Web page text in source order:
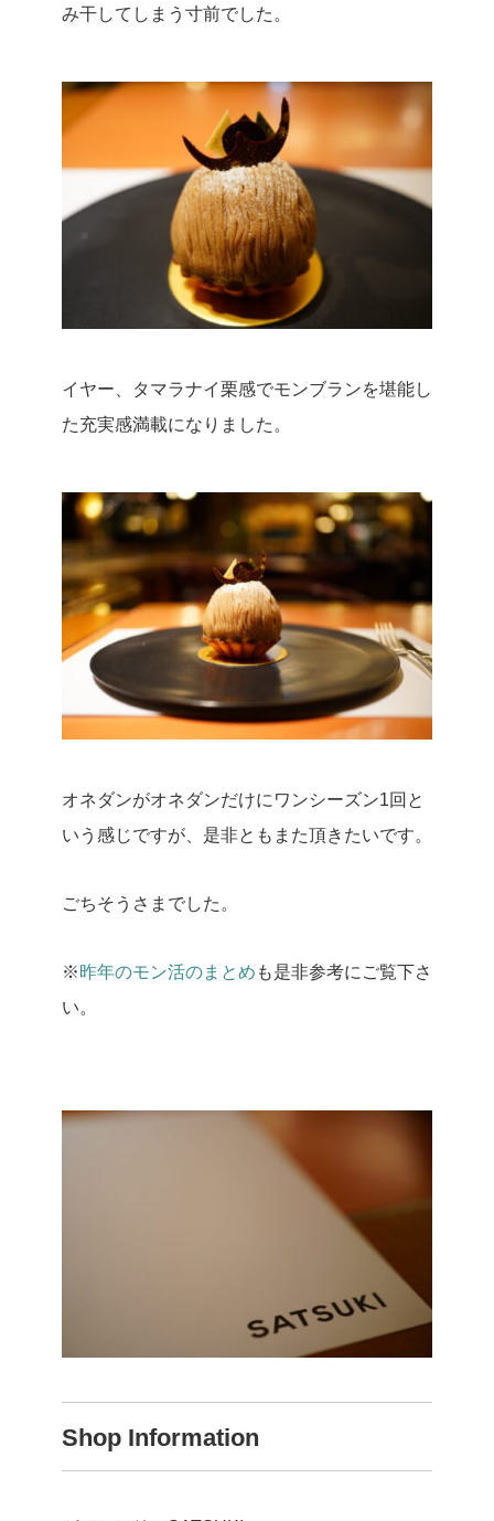
み干してしまう寸前でした。
イヤー、タマラナイ栗感でモンブランを堪能し
た充実感満載になりました。
オネダンがオネダンだけにワンシーズン1回と
いう感じですが、是非ともまた頂きたいです。
ごちそうさまでした。
※昨年のモン活のまとめ も是非参考にご覧下さ
い。
Shop Information